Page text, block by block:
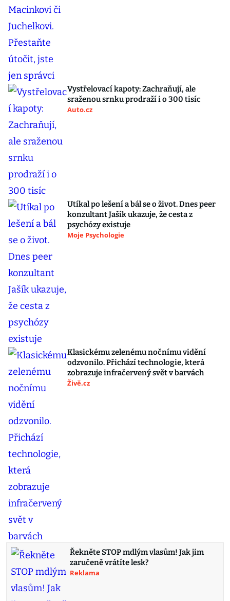
Vystřelovací kapoty: Zachraňují, ale
sraženou srnku prodraží i o 300 tisíc
Auto.cz
Utíkal po lešení a bál se o život. Dnes peer
konzultant Jašík ukazuje, že cesta z
psychózy existuje
Moje Psychologie
Klasickému zelenému nočnímu vidění
odzvonilo. Přichází technologie, která
zobrazuje infračervený svět v barvách
Živě.cz
Řekněte STOP mdlým vlasům! Jak jim
zaručeně vrátíte lesk?
Reklama